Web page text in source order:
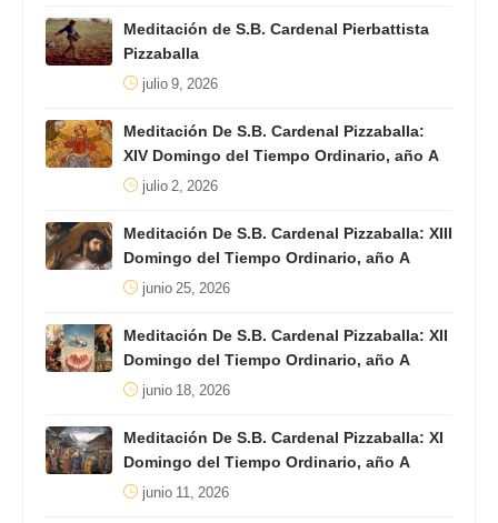
Meditación de S.B. Cardenal Pierbattista
Pizzaballa
julio 9, 2026
Meditación De S.B. Cardenal Pizzaballa:
XIV Domingo del Tiempo Ordinario, año A
julio 2, 2026
Meditación De S.B. Cardenal Pizzaballa: XIII
Domingo del Tiempo Ordinario, año A
junio 25, 2026
Meditación De S.B. Cardenal Pizzaballa: XII
Domingo del Tiempo Ordinario, año A
junio 18, 2026
Meditación De S.B. Cardenal Pizzaballa: XI
Domingo del Tiempo Ordinario, año A
junio 11, 2026